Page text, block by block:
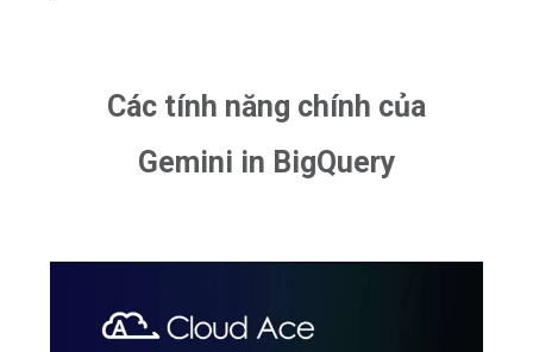
Các tính năng chính của
Gemini in BigQuery